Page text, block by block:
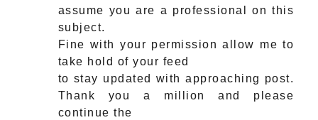
assume you are a professional on this
subject.
Fine with your permission allow me to
take hold of your feed
to stay updated with approaching post.
Thank you a million and please
continue the